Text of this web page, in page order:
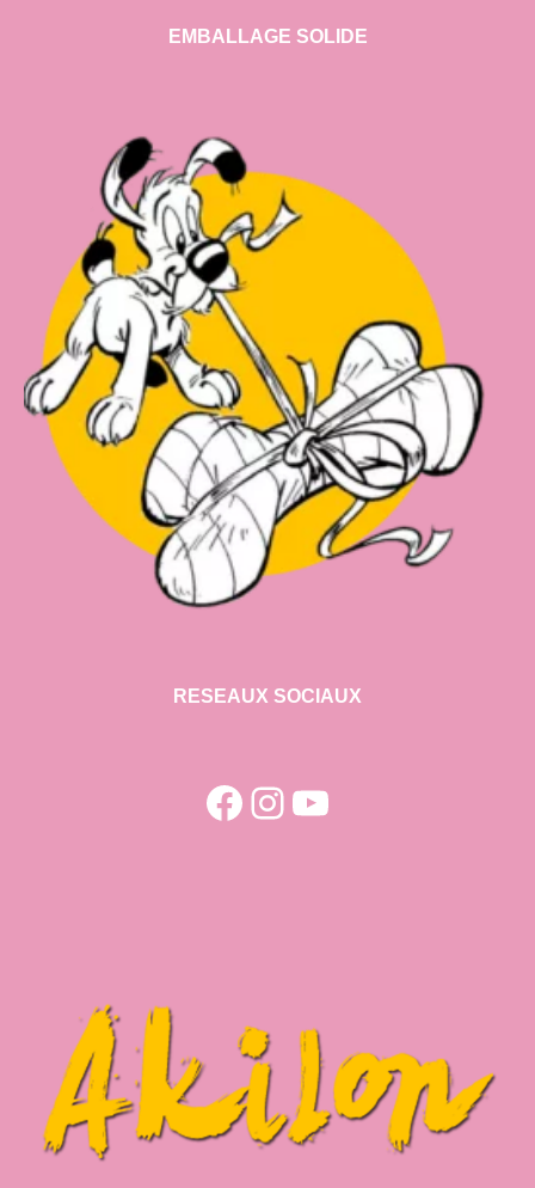
EMBALLAGE SOLIDE
RESEAUX SOCIAUX
Facebook
Instagram
YouTube